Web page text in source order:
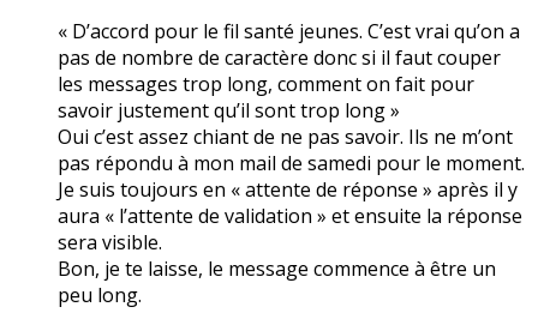
« D’accord pour le fil santé jeunes. C’est vrai qu’on a
pas de nombre de caractère donc si il faut couper
les messages trop long, comment on fait pour
savoir justement qu’il sont trop long »
Oui c’est assez chiant de ne pas savoir. Ils ne m’ont
pas répondu à mon mail de samedi pour le moment.
Je suis toujours en « attente de réponse » après il y
aura « l’attente de validation » et ensuite la réponse
sera visible.
Bon, je te laisse, le message commence à être un
peu long.